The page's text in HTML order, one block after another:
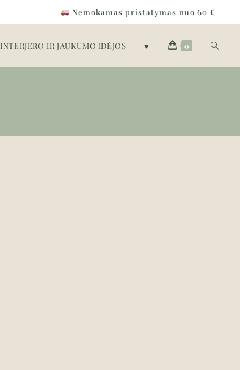
Nemokamas pristatymas nuo 60 €
INTERJERO IR JAUKUMO IDĖJOS ♥ 0